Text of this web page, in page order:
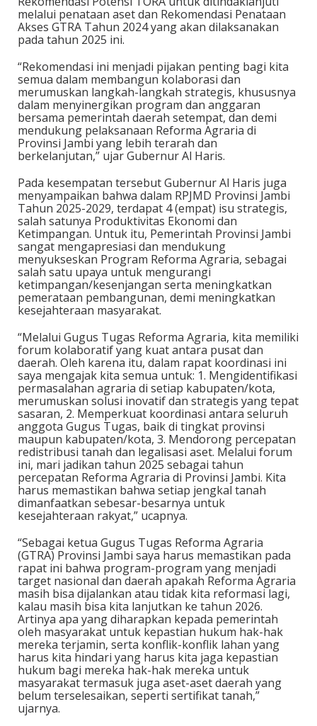
melalui penataan aset dan Rekomendasi Penataan
Akses GTRA Tahun 2024 yang akan dilaksanakan
pada tahun 2025 ini.
“Rekomendasi ini menjadi pijakan penting bagi kita
semua dalam membangun kolaborasi dan
merumuskan langkah-langkah strategis, khususnya
dalam menyinergikan program dan anggaran
bersama pemerintah daerah setempat, dan demi
mendukung pelaksanaan Reforma Agraria di
Provinsi Jambi yang lebih terarah dan
berkelanjutan,” ujar Gubernur Al Haris.
Pada kesempatan tersebut Gubernur Al Haris juga
menyampaikan bahwa dalam RPJMD Provinsi Jambi
Tahun 2025-2029, terdapat 4 (empat) isu strategis,
salah satunya Produktivitas Ekonomi dan
Ketimpangan. Untuk itu, Pemerintah Provinsi Jambi
sangat mengapresiasi dan mendukung
menyukseskan Program Reforma Agraria, sebagai
salah satu upaya untuk mengurangi
ketimpangan/kesenjangan serta meningkatkan
pemerataan pembangunan, demi meningkatkan
kesejahteraan masyarakat.
“Melalui Gugus Tugas Reforma Agraria, kita memiliki
forum kolaboratif yang kuat antara pusat dan
daerah. Oleh karena itu, dalam rapat koordinasi ini
saya mengajak kita semua untuk: 1. Mengidentifikasi
permasalahan agraria di setiap kabupaten/kota,
merumuskan solusi inovatif dan strategis yang tepat
sasaran, 2. Memperkuat koordinasi antara seluruh
anggota Gugus Tugas, baik di tingkat provinsi
maupun kabupaten/kota, 3. Mendorong percepatan
redistribusi tanah dan legalisasi aset. Melalui forum
ini, mari jadikan tahun 2025 sebagai tahun
percepatan Reforma Agraria di Provinsi Jambi. Kita
harus memastikan bahwa setiap jengkal tanah
dimanfaatkan sebesar-besarnya untuk
kesejahteraan rakyat,” ucapnya.
“Sebagai ketua Gugus Tugas Reforma Agraria
(GTRA) Provinsi Jambi saya harus memastikan pada
rapat ini bahwa program-program yang menjadi
target nasional dan daerah apakah Reforma Agraria
masih bisa dijalankan atau tidak kita reformasi lagi,
kalau masih bisa kita lanjutkan ke tahun 2026.
Artinya apa yang diharapkan kepada pemerintah
oleh masyarakat untuk kepastian hukum hak-hak
mereka terjamin, serta konflik-konflik lahan yang
harus kita hindari yang harus kita jaga kepastian
hukum bagi mereka hak-hak mereka untuk
masyarakat termasuk juga aset-aset daerah yang
belum terselesaikan, seperti sertifikat tanah,”
ujarnya.